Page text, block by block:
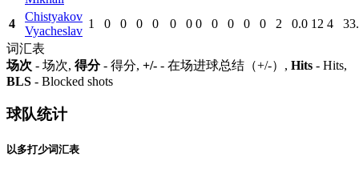
4
Chistyakov
Vyacheslav
1 0 0 0 0 0 0 0 0 0 0 0 2 0.0 12 4
词汇表
场次 - 场次, 得分- 得分, +/- - 在场进球总结（+/-）, Hits - Hits,
BLS - Blocked shots
球队统计
以多打少词汇表